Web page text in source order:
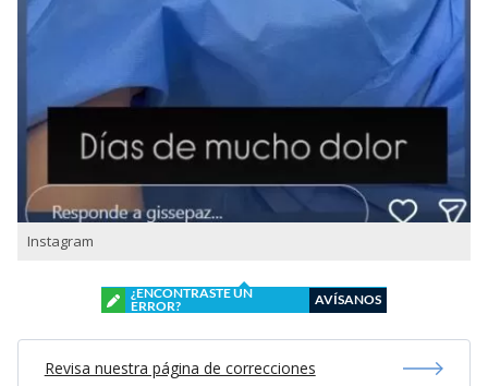
Instagram
¿ENCONTRASTE UN
ERROR?
AVÍSANOS
Revisa nuestra página de correcciones